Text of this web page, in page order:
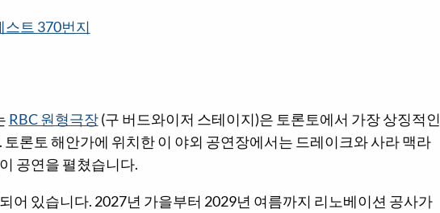
스트 370번지
RBC 원형극장(구 버드와이저 스테이지)은 토론토에서 가장 상징적인
론토 해안가에 위치한 이 야외 공연장에서는 드레이크와 사라 맥라
공연을 펼쳤습니다.
어 있습니다. 2027년 가을부터 2029년 여름까지 리노베이션 공사가